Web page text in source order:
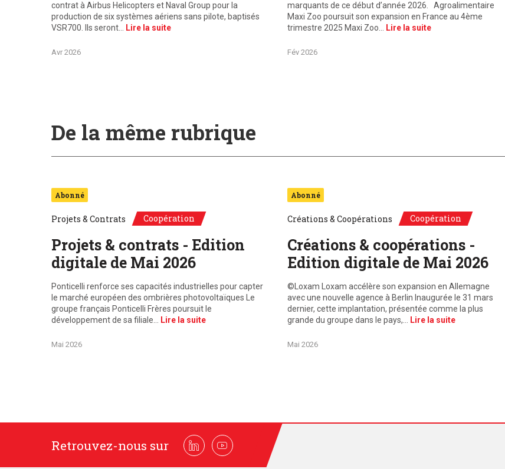
contrat à Airbus Helicopters et Naval Group pour la
production de six systèmes aériens sans pilote, baptisés
VSR700. Ils seront…
Lire la suite
Avr 2026
marquants de ce début d’année 2026. Agroalimentaire
Maxi Zoo poursuit son expansion en France au 4ème
trimestre 2025 Maxi Zoo…
Lire la suite
Fév 2026
De la même rubrique
Abonné
Projets & Contrats Coopération
Projets & contrats - Edition
digitale de Mai 2026
Ponticelli renforce ses capacités industrielles pour capter
le marché européen des ombrières photovoltaïques Le
groupe français Ponticelli Frères poursuit le
développement de sa filiale…
Lire la suite
Mai 2026
Abonné
Créations & Coopérations Coopération
Créations & coopérations -
Edition digitale de Mai 2026
©Loxam Loxam accélère son expansion en Allemagne
avec une nouvelle agence à Berlin Inaugurée le 31 mars
dernier, cette implantation, présentée comme la plus
grande du groupe dans le pays,…
Lire la suite
Mai 2026
Retrouvez-nous sur LinkedinYoutube